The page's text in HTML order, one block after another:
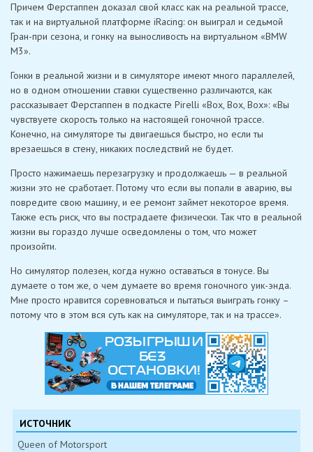
Причем Ферстаппен доказал свой класс как на реальной трассе,
так и на виртуальной платформе iRacing: он выиграл и седьмой
Гран-при сезона, и гонку на выносливость на виртуальном «BMW
M3».
Гонки в реальной жизни и в симуляторе имеют много параллелей,
но в одном отношении ставки существенно различаются, как
рассказывает Ферстаппен в подкасте Pirelli «Box, Box, Box»: «Вы
чувствуете скорость только на настоящей гоночной трассе.
Конечно, на симуляторе ты двигаешься быстро, но если ты
врезаешься в стену, никаких последствий не будет.
Просто нажимаешь перезагрузку и продолжаешь — в реальной
жизни это не сработает. Потому что если вы попали в аварию, вы
повредите свою машину, и ее ремонт займет некоторое время.
Также есть риск, что вы пострадаете физически. Так что в реальной
жизни вы гораздо лучше осведомлены о том, что может
произойти.
Но симулятор полезен, когда нужно оставаться в тонусе. Вы
думаете о том же, о чем думаете во время гоночного уик-энда.
Мне просто нравится соревноваться и пытаться выиграть гонку –
потому что в этом вся суть как на симуляторе, так и на трассе».
ИСТОЧНИК
Queen of Motorsport